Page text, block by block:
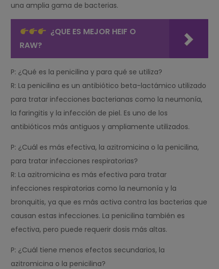
una amplia gama de bacterias.
¿QUE ES MEJOR HEIF O
RAW?
P: ¿Qué es la penicilina y para qué se utiliza?
R: La penicilina es un antibiótico beta-lactámico utilizado
para tratar infecciones bacterianas como la neumonía,
la faringitis y la infección de piel. Es uno de los
antibióticos más antiguos y ampliamente utilizados.
P: ¿Cuál es más efectiva, la azitromicina o la penicilina,
para tratar infecciones respiratorias?
R: La azitromicina es más efectiva para tratar
infecciones respiratorias como la neumonía y la
bronquitis, ya que es más activa contra las bacterias que
causan estas infecciones. La penicilina también es
efectiva, pero puede requerir dosis más altas.
P: ¿Cuál tiene menos efectos secundarios, la
azitromicina o la penicilina?